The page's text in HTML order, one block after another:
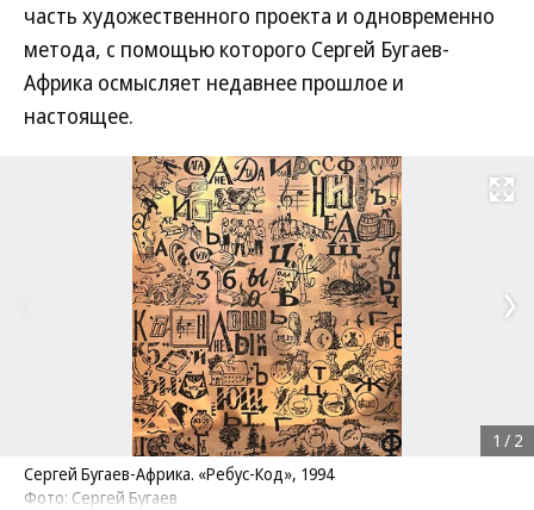
часть художественного проекта и одновременно
метода, с помощью которого Сергей Бугаев-
Африка осмысляет недавнее прошлое и
настоящее.
Развернуть
Сергей Бугаев-Африка. «Ребус-Код», 1994
Фото: Сергей Бугаев
1 / 2